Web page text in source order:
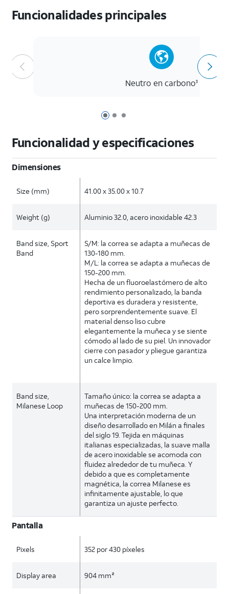
Funcionalidades principales
Página 1 de 3
Página 2 de 3
Página 3 de 3
Neutro en carbono3
Funcionalidad y especificaciones
Dimensiones
Size (mm) 41.00 x 35.00 x 10.7
Weight (g) Aluminio 32.0, acero inoxidable 42.3
Band size, Sport
Band
S/M: la correa se adapta a muñecas de
130-180 mm.
M/L: la correa se adapta a muñecas de
150-200 mm.
Hecha de un fluoroelastómero de alto
rendimiento personalizado, la banda
deportiva es duradera y resistente,
pero sorprendentemente suave. El
material denso liso cubre
elegantemente la muñeca y se siente
cómodo al lado de su piel. Un innovador
cierre con pasador y pliegue garantiza
un calce limpio.
Band size,
Milanese Loop
Tamaño único: la correa se adapta a
muñecas de 150-200 mm.
Una interpretación moderna de un
diseño desarrollado en Milán a finales
del siglo 19. Tejida en máquinas
italianas especializadas, la suave malla
de acero inoxidable se acomoda con
fluidez alrededor de tu muñeca. Y
debido a que es completamente
magnética, la correa Milanese es
infinitamente ajustable, lo que
garantiza un ajuste perfecto.
Pantalla
Pixels 352 por 430 píxeles
Display area 904 mm²